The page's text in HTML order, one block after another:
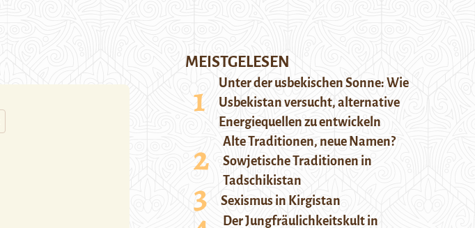
MEISTGELESEN
Unter der usbekischen Sonne: Wie
Usbekistan versucht, alternative
Energiequellen zu entwickeln
Alte Traditionen, neue Namen?
Sowjetische Traditionen in
Tadschikistan
Sexismus in Kirgistan
Der Jungfräulichkeitskult in